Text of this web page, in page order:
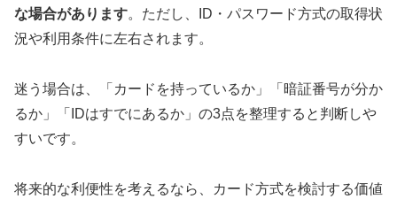
な場合があります。ただし、ID・パスワード方式の取得状
況や利用条件に左右されます。
迷う場合は、「カードを持っているか」「暗証番号が分か
るか」「IDはすでにあるか」の3点を整理すると判断しや
すいです。
将来的な利便性を考えるなら、カード方式を検討する価値